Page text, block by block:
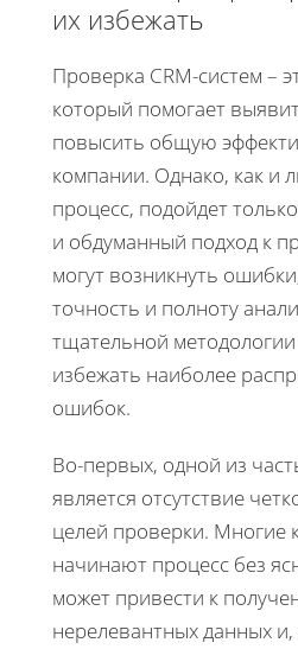
их избежать
Проверка CRM-систем –
который помогает
повысить общую
компании. Однако, как и
процесс, подойдет
и обдуманный подход к
могут возникнуть
точность и полноту
тщательной
избежать наиболее
ошибок.
Во-первых, одной из
является отсутствие
целей проверки. Многие
начинают процесс без
может привести к
нерелевантных данных и,